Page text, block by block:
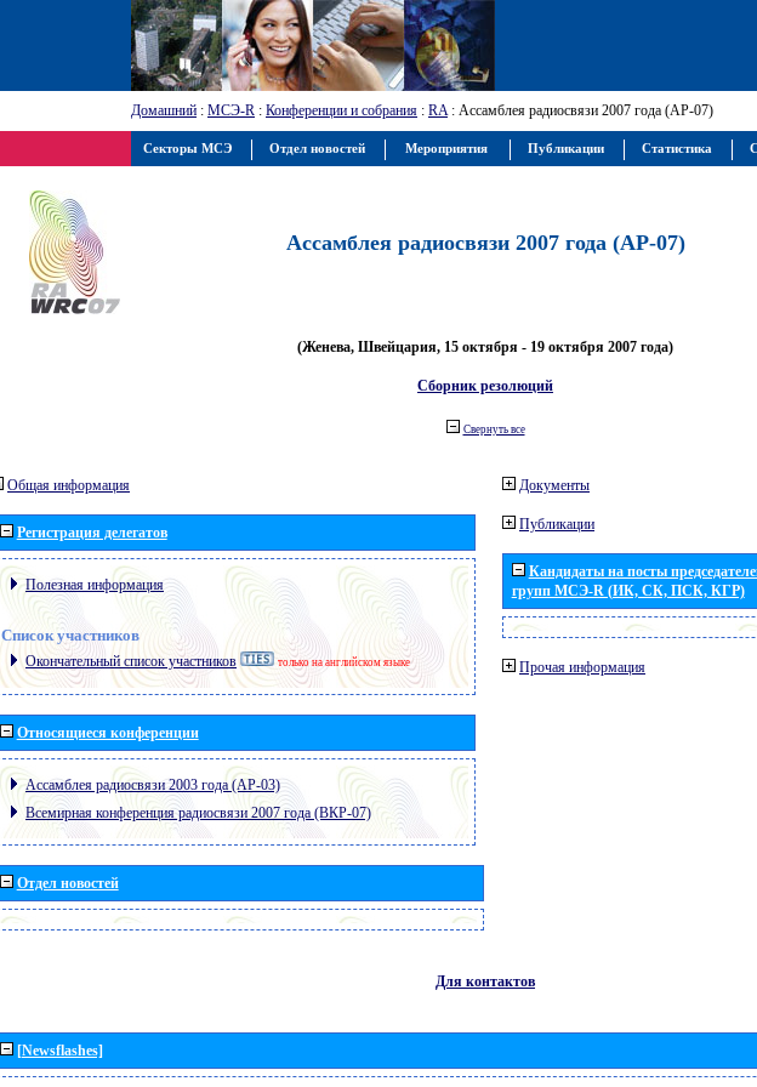
Домашний : МСЭ-R : Конференции и собрания : RA: Ассамблея радиосвязи 2007 года (АР-07)
Ассамблея радиосвязи 2007 года (АР-07)
(Женева, Швейцария, 15 октября - 19 октября 2007 года)
Сборник резолюций
Свернуть все
Общая информация
Регистрация делегатов
Полезная информация
Список участников
Окончательный список участников только на английском языке
Относящиеся конференции
Ассамблея радиосвязи 2003 года (АР-03)
Всемирная конференция радиосвязи 2007 года (ВКР-07)
Отдел новостей
Документы
Публикации
Кандидаты на посты
групп МСЭ-R (ИК, СК, ПСК, КГР)
Прочая информация
Для контактов
[Newsflashes]
Секторы МСЭ Отдел новостей Мероприятия Публикации Статистика